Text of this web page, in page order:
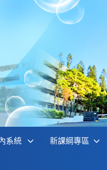
系統 新課綱專區